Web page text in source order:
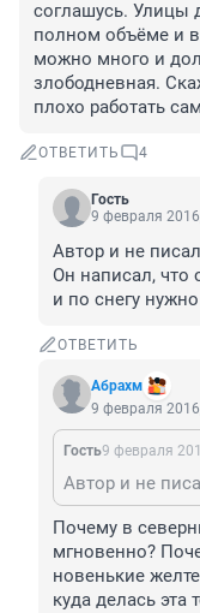
соглашусь. Улицы
полном объёме и
можно много и
злободневная.
плохо работать
ОТВЕТИТЬ 4
Гость
9 февраля
Автор и не
Он написал, что
и по снегу
ОТВЕТИТЬ
Абрахм
9 февраля
Гость9 февраля
Почему в
мгновенно?
новенькие
куда делась эта